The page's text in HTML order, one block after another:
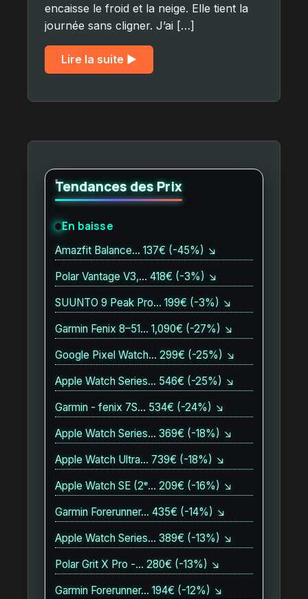
encaisse le froid et la neige. Elle tient la
journée sans cligner. J’ai […]
Lire la suite ▶︎
Tendances des Prix
En baisse
Amazfit Balance… 137€ (-45%) ↘
Polar Vantage V3,… 418€ (-3%) ↘
SUUNTO 9 Peak Pro… 199€ (-3%) ↘
Garmin Fenix 8–51… 1,090€ (-27%) ↘
Google Pixel Watch… 299€ (-25%) ↘
Apple Watch Series… 546€ (-25%) ↘
Garmin - fenix 7S… 534€ (-24%) ↘
Apple Watch Series… 369€ (-18%) ↘
Apple Watch Ultra… 739€ (-18%) ↘
Apple Watch SE (2ᵉ… 209€ (-16%) ↘
Garmin Forerunner… 435€ (-14%) ↘
Apple Watch Series… 389€ (-13%) ↘
Polar Grit X Pro -… 280€ (-13%) ↘
Garmin Forerunner… 194€ (-12%) ↘